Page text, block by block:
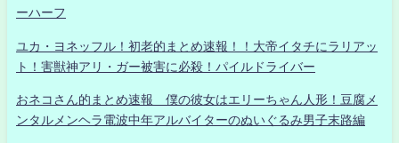
ーハーフ
ユカ・ヨネッフル！初老的まとめ速報！！大帝イタチにラリアッ
ト！害獣神アリ・ガー被害に必殺！パイルドライバー
おネコさん的まとめ速報 僕の彼女はエリーちゃん人形！豆腐メ
ンタルメンヘラ電波中年アルバイターのぬいぐるみ男子末路編